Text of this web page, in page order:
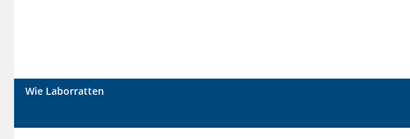
Wie Laborratten